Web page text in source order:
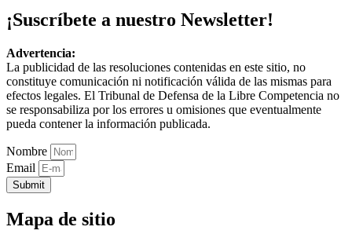
¡Suscríbete a nuestro Newsletter!
Advertencia:
La publicidad de las resoluciones contenidas en este sitio, no
constituye comunicación ni notificación válida de las mismas para
efectos legales. El Tribunal de Defensa de la Libre Competencia no
se responsabiliza por los errores u omisiones que eventualmente
pueda contener la información publicada.
Nombre
Email
Submit
Mapa de sitio